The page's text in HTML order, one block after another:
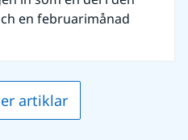
en februarimånad
artiklar